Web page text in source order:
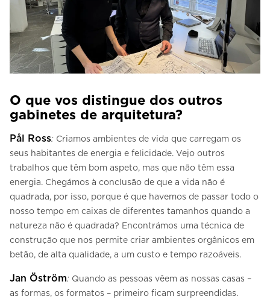
O que vos distingue dos outros
gabinetes de arquitetura?
Pål Ross: Criamos ambientes de vida que carregam os
seus habitantes de energia e felicidade. Vejo outros
trabalhos que têm bom aspeto, mas que não têm essa
energia. Chegámos à conclusão de que a vida não é
quadrada, por isso, porque é que havemos de passar todo o
nosso tempo em caixas de diferentes tamanhos quando a
natureza não é quadrada? Encontrámos uma técnica de
construção que nos permite criar ambientes orgânicos em
betão, de alta qualidade, a um custo e tempo razoáveis.
Jan Öström: Quando as pessoas vêem as nossas casas –
as formas, os formatos – primeiro ficam surpreendidas.